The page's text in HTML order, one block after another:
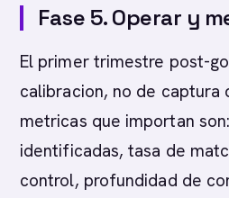
Fase 5. Operar y
El primer trimestre post-
calibracion, no de captura
metricas que importan
identificadas, tasa de
control, profundidad de